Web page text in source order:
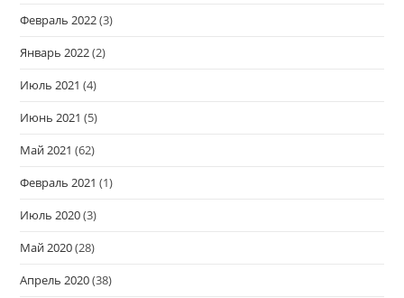
Февраль 2022(3)
Январь 2022(2)
Июль 2021 (4)
Июнь 2021 (5)
Май 2021 (62)
Февраль 2021 (1)
Июль 2020(3)
Май 2020(28)
Апрель 2020(38)